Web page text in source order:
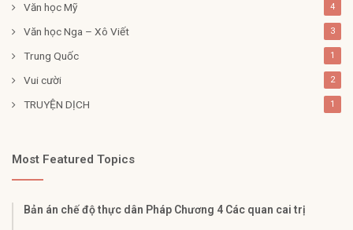
Văn học Mỹ 4
Văn học Nga – Xô Viết 3
Trung Quốc 1
Vui cười 2
TRUYỆN DỊCH 1
Most Featured Topics
Bản án chế độ thực dân Pháp Chương 4 Các quan cai trị